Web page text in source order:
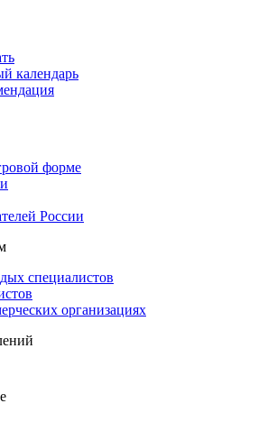
календарь
форме
России
специалистов
организациях